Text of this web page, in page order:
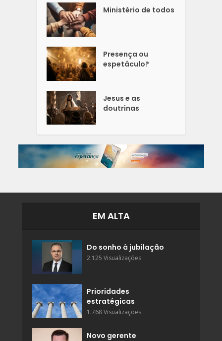
Ministério de todos
Presença ou
espetáculo?
Jesus e as
doutrinas
EM ALTA
Do sonho à jubilação
2.125 Visualizações
Prioridades
estratégicas
1.768 Visualizações
Novo gerente